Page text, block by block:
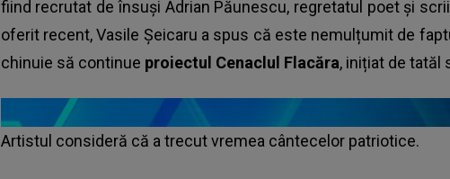
fiind recrutat de însuși Adrian Păunescu, regretatul poet și
oferit recent, Vasile Şeicaru a spus că este nemulțumit de
chinuie să continue proiectul Cenaclul Flacăra, inițiat de tatăl
Artistul consideră că a trecut vremea cântecelor patriotice.